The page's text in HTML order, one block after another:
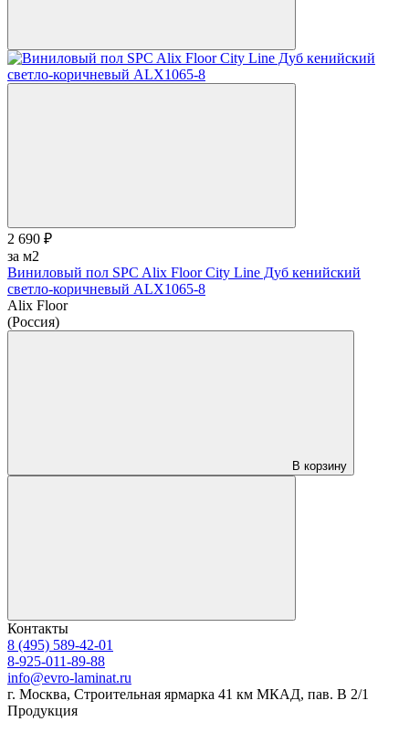
2 690 ₽
за м2
Виниловый пол SPC Alix Floor City Line Дуб кенийский
светло-коричневый ALX1065-8
Alix Floor
(Россия)
В корзину
Контакты
8 (495) 589-42-01
8-925-011-89-88
info@evro-laminat.ru
г. Москва, Строительная ярмарка 41 км МКАД, пав. В 2/1
Продукция